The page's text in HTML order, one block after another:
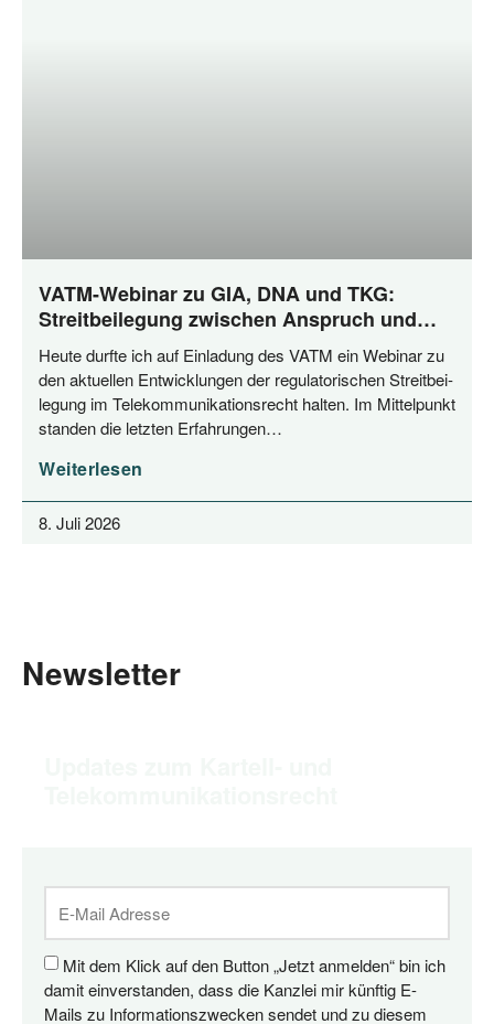
VATM-Webinar zu GIA, DNA und TKG:
Streitbeilegung zwischen Anspruch und
Praxis
Heu­te durf­te ich auf Ein­la­dung des VATM ein Web­i­nar zu
den aktu­el­len Ent­wick­lun­gen der regu­la­to­ri­schen Streit­bei­
le­gung im Tele­kom­mu­ni­ka­ti­ons­recht hal­ten. Im Mit­tel­punkt
stan­den die letz­ten Erfahrungen…
Weiterlesen
8. Juli 2026
Newsletter
Mit dem Klick auf den Button „Jetzt anmelden“ bin ich
damit einverstanden, dass die Kanzlei mir künftig E-
Mails zu Informationszwecken sendet und zu diesem